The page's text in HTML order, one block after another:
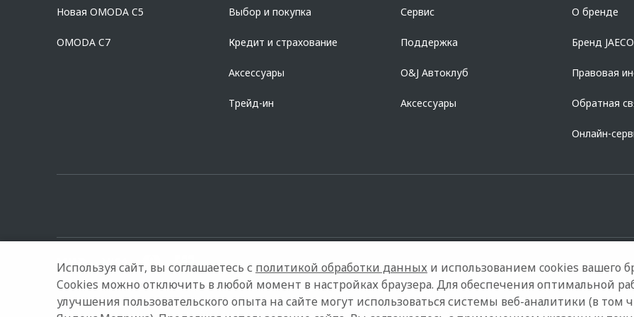
platformId=alfasiteКредит предоставляет АО Альфа-Банк. ИНН 7728168971 ОГРН 1027700067328 место нахождение 107078, г. Москва, ул.
Новая OMODA C5
OMODA C7
Выбор и покупка
Кредит и страхование
Аксессуары
Трейд-ин
Сервис
Поддержка
O&J Автоклуб
Аксессуары
О бренде
Бренд
Правовая
Обратная
Онлайн-
© 2026 Медведь Альянс Модельный ряд Архивные модели Контакты Правовая информация
Используя сайт, вы соглашаетесь с политикой обработки данных и использованием cookies вашего
Cookies можно отключить в любой момент в настройках браузера. Для обеспечения оптимальной
улучшения пользовательского опыта на сайте могут использоваться системы веб-аналитики (в том